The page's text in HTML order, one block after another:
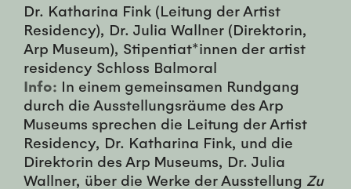
Dr. Katharina Fink (Leitung der Artist
Residency), Dr. Julia Wallner (Direktorin,
Arp Museum), Stipentiat*innen der artist
residency Schloss Balmoral
Info: In einem gemeinsamen Rundgang
durch die Ausstellungsräume des Arp
Museums sprechen die Leitung der Artist
Residency, Dr. Katharina Fink, und die
Direktorin des Arp Museums, Dr. Julia
Wallner, über die Werke der Ausstellung Zu